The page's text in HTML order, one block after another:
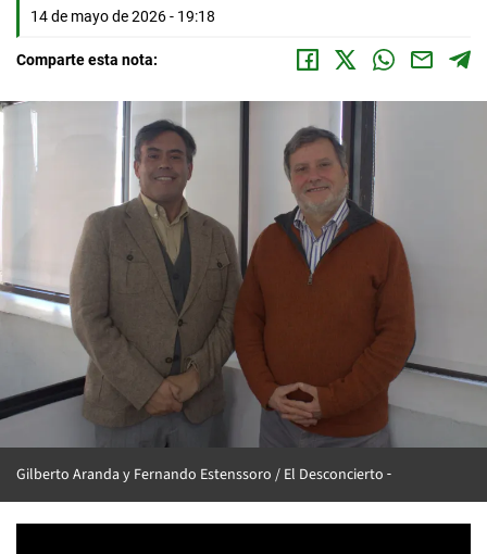
14 de mayo de 2026 - 19:18
Comparte esta nota:
Gilberto Aranda y Fernando Estenssoro / El Desconcierto